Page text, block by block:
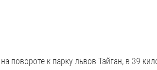
повороте к парку львов Тайган, в 39